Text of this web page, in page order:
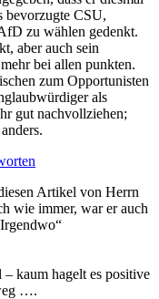
bevorzugte CSU,
zu wählen gedenkt.
aber auch sein
bei allen punkten.
zum Opportunisten
als
gut nachvollziehen;
Artikel von Herrn
wie immer, war er auch
kaum hagelt es positive
….